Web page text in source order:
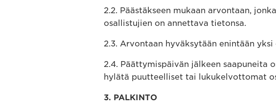
2.2. Päästäkseen mukaan arvontaan,
osallistujien on annettava tietonsa.
2.3. Arvontaan hyväksytään enintään
2.4. Päättymispäivän jälkeen saapuneita
hylätä puutteelliset tai lukukelvottomat
3. PALKINTO